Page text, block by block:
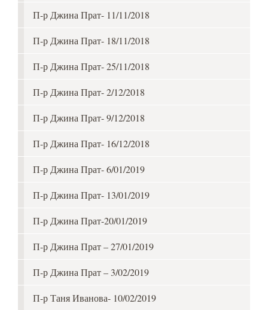
П-р Джина Прат- 11/11/2018
П-р Джина Прат- 18/11/2018
П-р Джина Прат- 25/11/2018
П-р Джина Прат- 2/12/2018
П-р Джина Прат- 9/12/2018
П-р Джина Прат- 16/12/2018
П-р Джина Прат- 6/01/2019
П-р Джина Прат- 13/01/2019
П-р Джина Прат-20/01/2019
П-р Джина Прат – 27/01/2019
П-р Джина Прат – 3/02/2019
П-р Таня Иванова- 10/02/2019